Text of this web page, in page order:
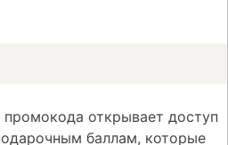
промокода открывает доступ
баллам, которые